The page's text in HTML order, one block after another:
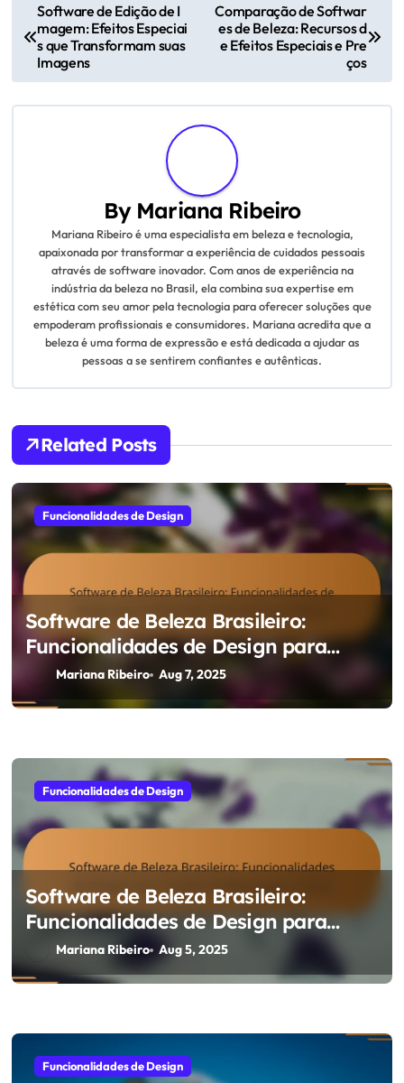
o
s
t
t
o
n
Software de Edição de I
magem: Efeitos Especiai
s que Transformam suas
Imagens
Comparação de Softwar
es de Beleza: Recursos d
e Efeitos Especiais e Pre
ços
By Mariana Ribeiro
Mariana Ribeiro é uma especialista em beleza e tecnologia,
apaixonada por transformar a experiência de cuidados pessoais
através de software inovador. Com anos de experiência na
indústria da beleza no Brasil, ela combina sua expertise em
estética com seu amor pela tecnologia para oferecer soluções que
empoderam profissionais e consumidores. Mariana acredita que a
beleza é uma forma de expressão e está dedicada a ajudar as
pessoas a se sentirem confiantes e autênticas.
Related Posts
Funcionalidades de Design
Software de Beleza Brasileiro:
Funcionalidades de Design para
Comparação de Produtos de Beleza
Mariana Ribeiro Aug 7, 2025
Funcionalidades de Design
Software de Beleza Brasileiro:
Funcionalidades de Design para
Criação de Maquiagem Virtual
Mariana Ribeiro Aug 5, 2025
Funcionalidades de Design